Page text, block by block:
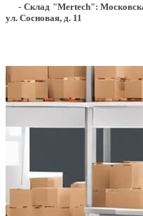
- Склад "Mertech":
ул. Сосновая, д. 11